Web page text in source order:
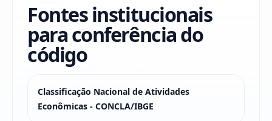
Fontes institucionais
para conferência do
código
Classificação Nacional de Atividades
Econômicas - CONCLA/IBGE